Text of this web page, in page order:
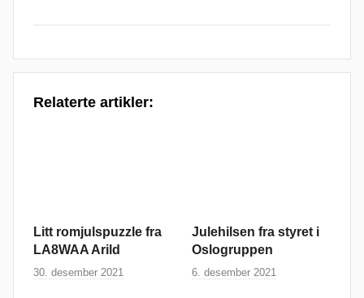
Relaterte artikler:
Litt romjulspuzzle fra
LA8WAA Arild
30. desember 2021
Julehilsen fra styret i
Oslogruppen
6. desember 2021